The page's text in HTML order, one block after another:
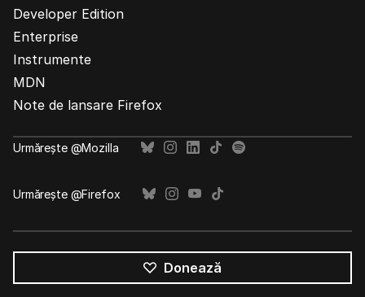
Developer Edition
Enterprise
Instrumente
MDN
Note de lansare Firefox
Urmărește @Mozilla
Urmărește @Firefox
Donează